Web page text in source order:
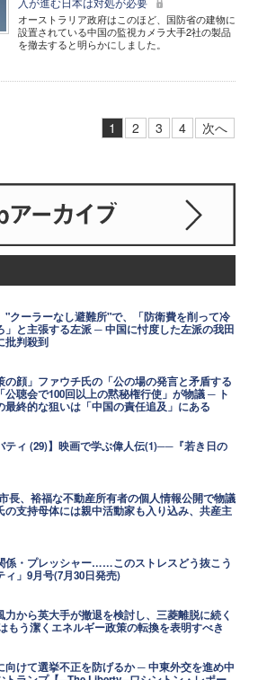
オーストラリア政府はこのほど、国防省の建物に
設置されている中国の監視カメラ大手2社の製品
を撤去すると明らかにしました。
1 2 3 4 次へ
"クーラーなし避難所"で、「防衛費を削って冷
」と主張する左派 ─ 中国に忖度した左派の我田
批判殺到
の顔」ファウチ氏の「公の場の発言と矛盾する
公聴会で100回以上の黙秘権行使」が物議 ─ ト
最終的な狙いは「中国の責任追及」にある
ティ (29)】映画で学ぶ偉人伝(1)──『若き日の
長、裕福な不動産所有者の個人情報公開で物議
の支持母体には親中活動家も入り込み、共産主
係・プレッシャー……このストレスどう抜こう
ィ」9月号(7月30日発売)
力から英大手が撤退を検討し、三菱離脱に続く
もう潔くエネルギー政策の転換を表明すべき
向けて選挙不正を防げるか ─ 中東外交を進め中